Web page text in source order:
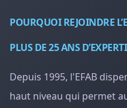
POURQUOI REJOINDRE
PLUS DE 25 ANS
Depuis 1995, l'EFAB
haut niveau qui permet